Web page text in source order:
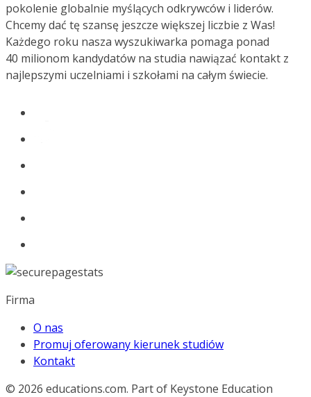
pokolenie globalnie myślących odkrywców i liderów.
Chcemy dać tę szansę jeszcze większej liczbie z Was!
Każdego roku nasza wyszukiwarka pomaga ponad
40 milionom kandydatów na studia nawiązać kontakt z
najlepszymi uczelniami i szkołami na całym świecie.
Firma
O nas
Promuj oferowany kierunek studiów
Kontakt
© 2026 educations.com. Part of Keystone Education